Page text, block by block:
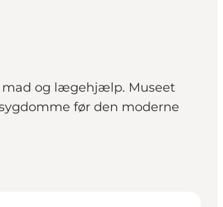
mad og lægehjælp. Museet
før den moderne